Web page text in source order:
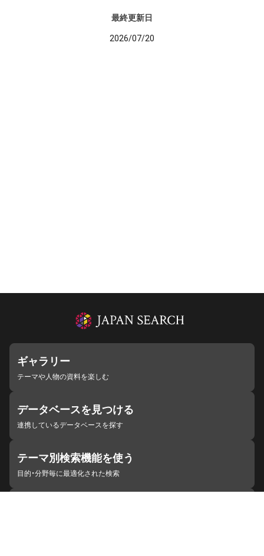
最終更新日
2026/07/20
ギャラリー
テーマや人物の資料を楽しむ
データベースを見つける
連携しているデータベースを探す
テーマ別検索機能を使う
目的・分野毎に最適化された検索